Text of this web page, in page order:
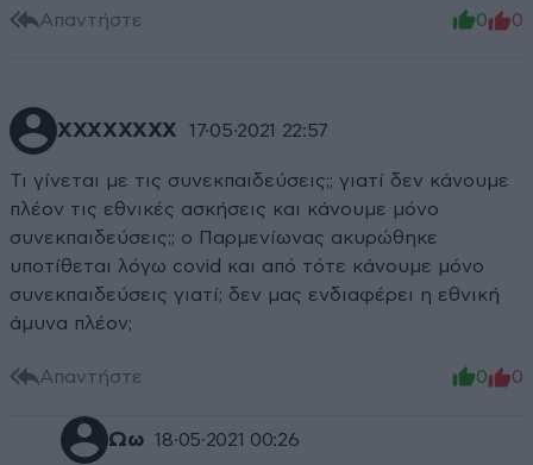
Απαντήστε 0 0
XXXXXXXX 17·05·2021 22:57
Τι γίνεται με τις συνεκπαιδεύσεις;; γιατί δεν κάνουμε
πλέον τις εθνικές ασκήσεις και κάνουμε μόνο
συνεκπαιδεύσεις;; ο Παρμενίωνας ακυρώθηκε
υποτίθεται λόγω covid και από τότε κάνουμε μόνο
συνεκπαιδεύσεις γιατί; δεν μας ενδιαφέρει η εθνική
άμυνα πλέον;
Απαντήστε 0 0
Ωω 18·05·2021 00:26